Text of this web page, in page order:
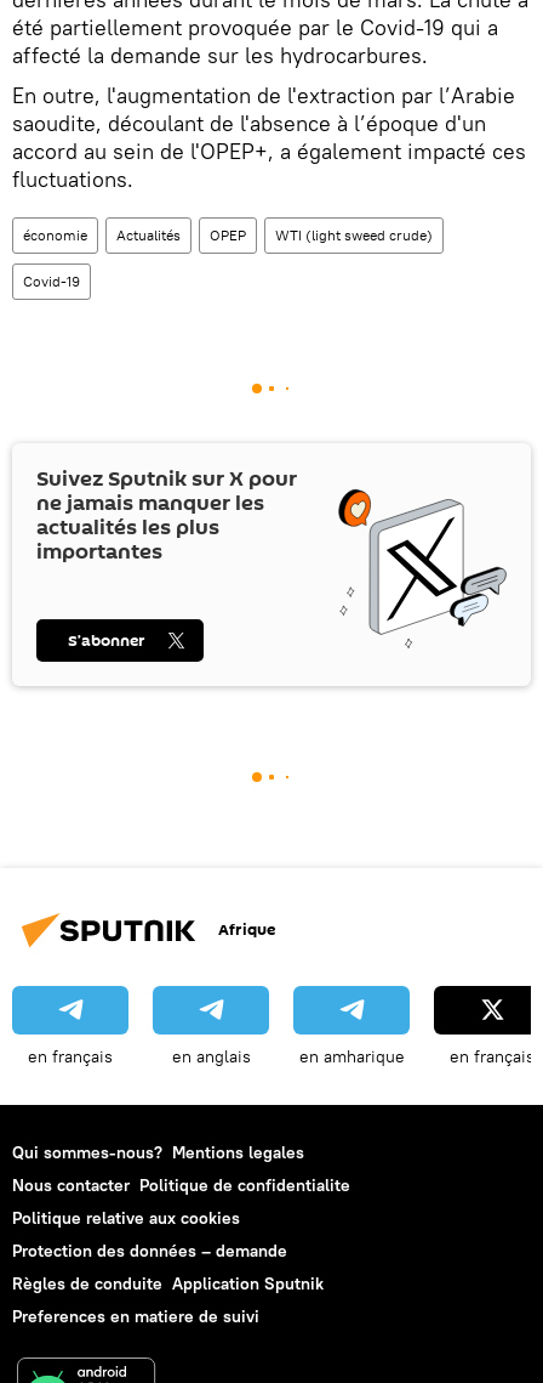
été partiellement provoquée par le Covid-19 qui a
affecté la demande sur les hydrocarbures.
En outre, l'augmentation de l'extraction par l’Arabie
saoudite, découlant de l'absence à l’époque d'un
accord au sein de l'OPEP+, a également impacté ces
fluctuations.
économie Actualités OPEP WTI (light sweed crude)
Covid-19
Suivez Sputnik surX pour
ne jamais manquer les
actualités les plus
importantes
S’abonner
Afrique
en français en anglais en amharique en français
Qui sommes-nous? Mentions legales
Nous contacter Politique de confidentialite
Politique relative aux cookies
Protection des données – demande
Règles de conduite Application Sputnik
Preferences en matiere de suivi